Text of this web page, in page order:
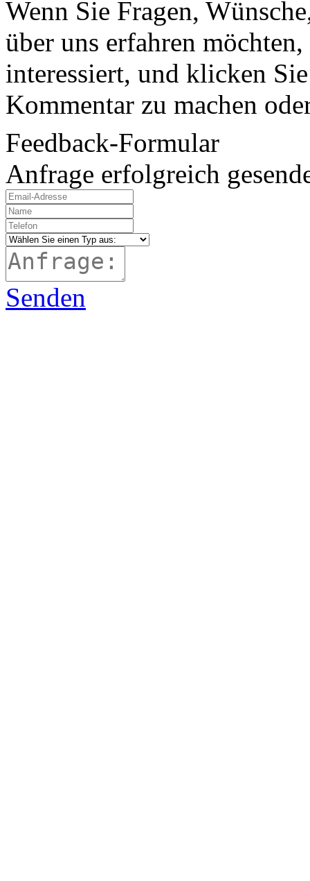
Wenn Sie Fragen,
über uns erfahren
interessiert, und klicken
Kommentar zu machen
Feedback-Formular
Anfrage erfolgreich
Senden